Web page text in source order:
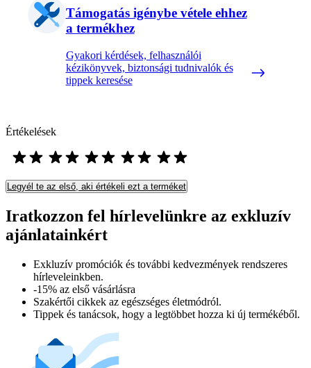
Támogatás igénybe vétele ehhez
a termékhez
Gyakori kérdések, felhasználói
kézikönyvek, biztonsági tudnivalók és
tippek keresése
Értékelések
Legyél te az első, aki értékeli ezt a terméket
Iratkozzon fel hírlevelünkre az exkluzív
ajánlatainkért​
Exkluzív promóciók és további kedvezmények rendszeres
hírleveleinkben.
-15% az első vásárlásra
Szakértői cikkek az egészséges életmódról.
Tippek és tanácsok, hogy a legtöbbet hozza ki új termékéből.